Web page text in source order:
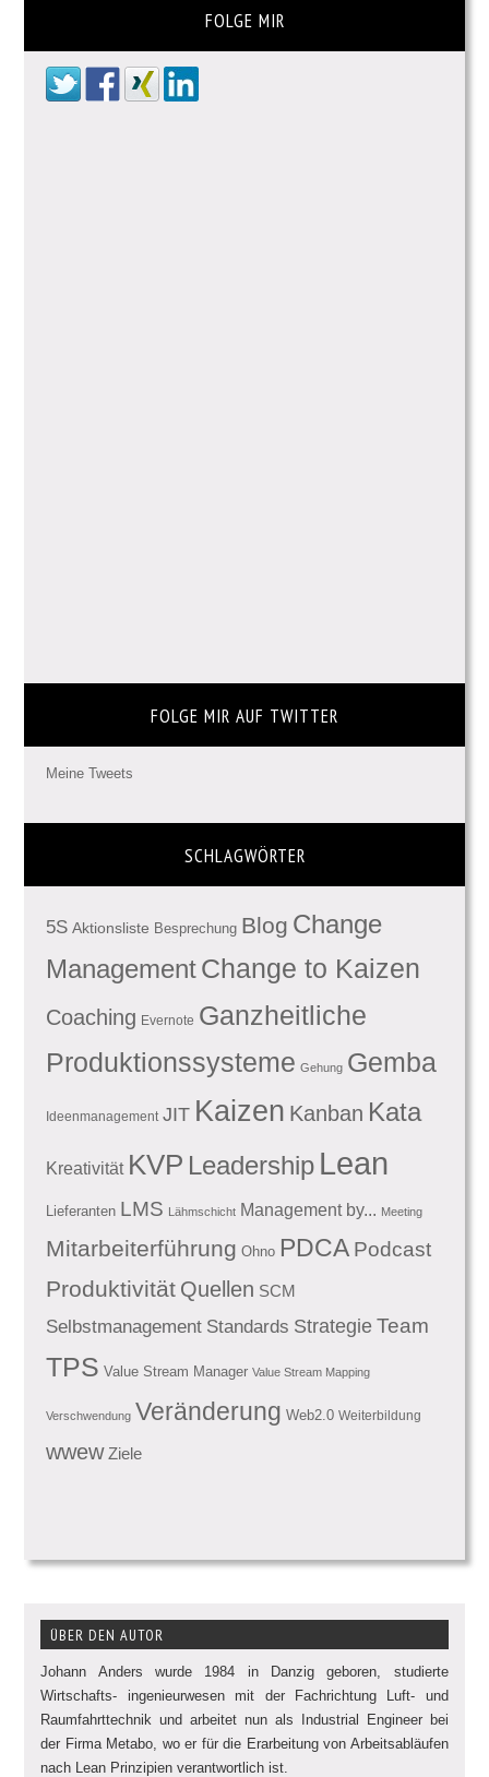
FOLGE MIR
FOLGE MIR AUF TWITTER
Meine Tweets
SCHLAGWÖRTER
5S Aktionsliste Besprechung Blog Change
ManagementChange to Kaizen
Coaching Evernote Ganzheitliche
Produktionssysteme Gehung Gemba
Ideenmanagement JIT Kaizen Kanban Kata
Kreativität KVP Leadership Lean
Lieferanten LMS Lähmschicht Management by... Meeting
Mitarbeiterführung Ohno PDCA Podcast
Produktivität Quellen SCM
Selbstmanagement Standards Strategie Team
TPS Value Stream Manager Value Stream Mapping
Verschwendung Veränderung Web2.0 Weiterbildung
wwew Ziele
ÜBER DEN AUTOR
Johann Anders wurde 1984 in Danzig geboren, studierte
Wirtschafts- ingenieurwesen mit der Fachrichtung Luft- und
Raumfahrttechnik und arbeitet nun als Industrial Engineer bei
der Firma Metabo, wo er für die Erarbeitung von Arbeitsabläufen
nach Lean Prinzipien verantwortlich ist.